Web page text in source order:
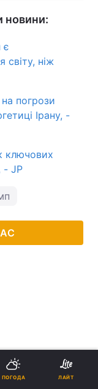
новини:
є
світу, ніж
погрози
Ірану, -
ключових
- JP
ПОГОДА ЛАЙТ